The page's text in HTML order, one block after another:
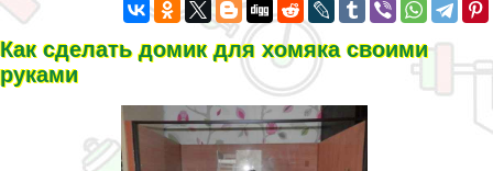
Как сделать домик для хомяка своими
руками